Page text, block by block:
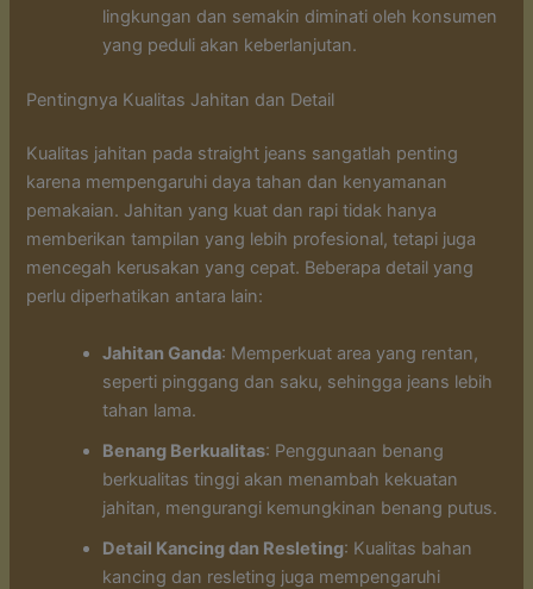
lingkungan dan semakin diminati oleh konsumen
yang peduli akan keberlanjutan.
Pentingnya Kualitas Jahitan dan Detail
Kualitas jahitan pada straight jeans sangatlah penting
karena mempengaruhi daya tahan dan kenyamanan
pemakaian. Jahitan yang kuat dan rapi tidak hanya
memberikan tampilan yang lebih profesional, tetapi juga
mencegah kerusakan yang cepat. Beberapa detail yang
perlu diperhatikan antara lain:
Jahitan Ganda: Memperkuat area yang rentan,
seperti pinggang dan saku, sehingga jeans lebih
tahan lama.
Benang Berkualitas: Penggunaan benang
berkualitas tinggi akan menambah kekuatan
jahitan, mengurangi kemungkinan benang putus.
Detail Kancing dan Resleting: Kualitas bahan
kancing dan resleting juga mempengaruhi